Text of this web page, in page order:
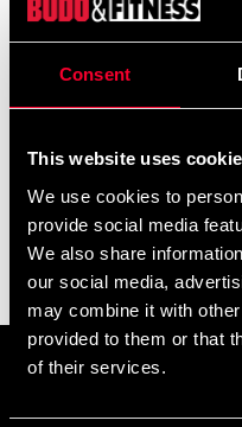
Consent
This website uses
We use cookies to
provide social media
We also share
our social media,
may combine it with
provided to them or that
of their services.
Tilmeld dig vores